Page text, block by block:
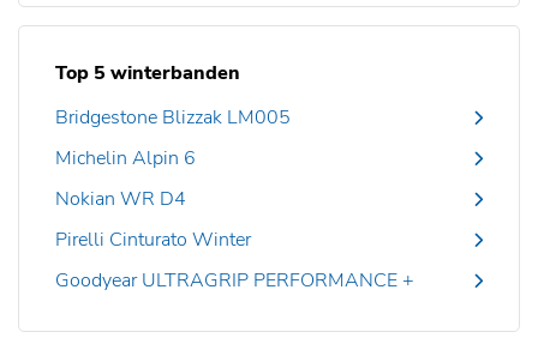
Top 5 winterbanden
Bridgestone Blizzak LM005
Michelin Alpin 6
Nokian WR D4
Pirelli Cinturato Winter
Goodyear ULTRAGRIP PERFORMANCE +